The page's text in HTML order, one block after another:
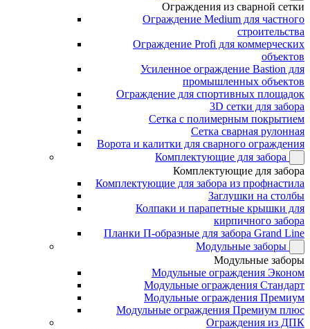
Ограждения из сварной сетки
Ограждение Medium для частного
строительства
Ограждение Profi для коммерческих
объектов
Усиленное ограждение Bastion для
промышленных объектов
Ограждение для спортивных площадок
3D сетки для забора
Сетка с полимерным покрытием
Сетка сварная рулонная
Ворота и калитки для сварного ограждения
Комплектующие для забора
Комплектующие для забора
Комплектующие для забора из профнастила
Заглушки на столбы
Колпаки и парапетные крышки для
кирпичного забора
Планки П-образные для забора Grand Line
Модульные заборы
Модульные заборы
Модульные ограждения Эконом
Модульные ограждения Стандарт
Модульные ограждения Премиум
Модульные ограждения Премиум плюс
Ограждения из ДПК